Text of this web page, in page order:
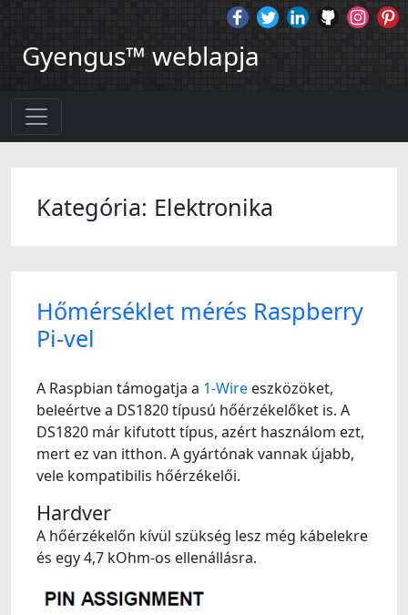
Gyengus™ weblapja
Kategória: Elektronika
Hőmérséklet mérés Raspberry
Pi-vel
A Raspbian támogatja a 1-Wire eszközöket,
beleértve a DS1820 típusú hőérzékelőket is. A
DS1820 már kifutott típus, azért használom ezt,
mert ez van itthon. A gyártónak vannak újabb,
vele kompatibilis hőérzékelői.
Hardver
A hőérzékelőn kívül szükség lesz még kábelekre
és egy 4,7 kOhm-os ellenállásra.